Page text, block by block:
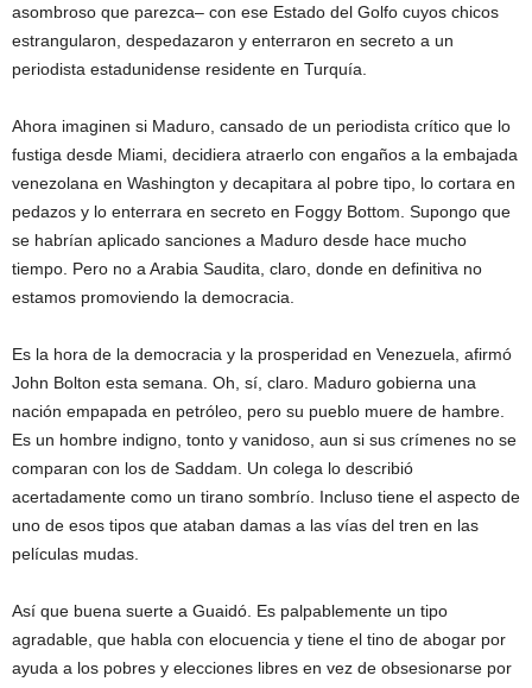
asombroso que parezca– con ese Estado del Golfo cuyos chicos
estrangularon, despedazaron y enterraron en secreto a un
periodista estadunidense residente en Turquía.
Ahora imaginen si Maduro, cansado de un periodista crítico que lo
fustiga desde Miami, decidiera atraerlo con engaños a la embajada
venezolana en Washington y decapitara al pobre tipo, lo cortara en
pedazos y lo enterrara en secreto en Foggy Bottom. Supongo que
se habrían aplicado sanciones a Maduro desde hace mucho
tiempo. Pero no a Arabia Saudita, claro, donde en definitiva no
estamos promoviendo la democracia.
Es la hora de la democracia y la prosperidad en Venezuela, afirmó
John Bolton esta semana. Oh, sí, claro. Maduro gobierna una
nación empapada en petróleo, pero su pueblo muere de hambre.
Es un hombre indigno, tonto y vanidoso, aun si sus crímenes no se
comparan con los de Saddam. Un colega lo describió
acertadamente como un tirano sombrío. Incluso tiene el aspecto de
uno de esos tipos que ataban damas a las vías del tren en las
películas mudas.
Así que buena suerte a Guaidó. Es palpablemente un tipo
agradable, que habla con elocuencia y tiene el tino de abogar por
ayuda a los pobres y elecciones libres en vez de obsesionarse por